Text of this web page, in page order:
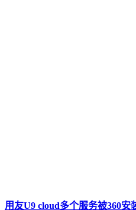
用友U9 cloud多个服务被360安